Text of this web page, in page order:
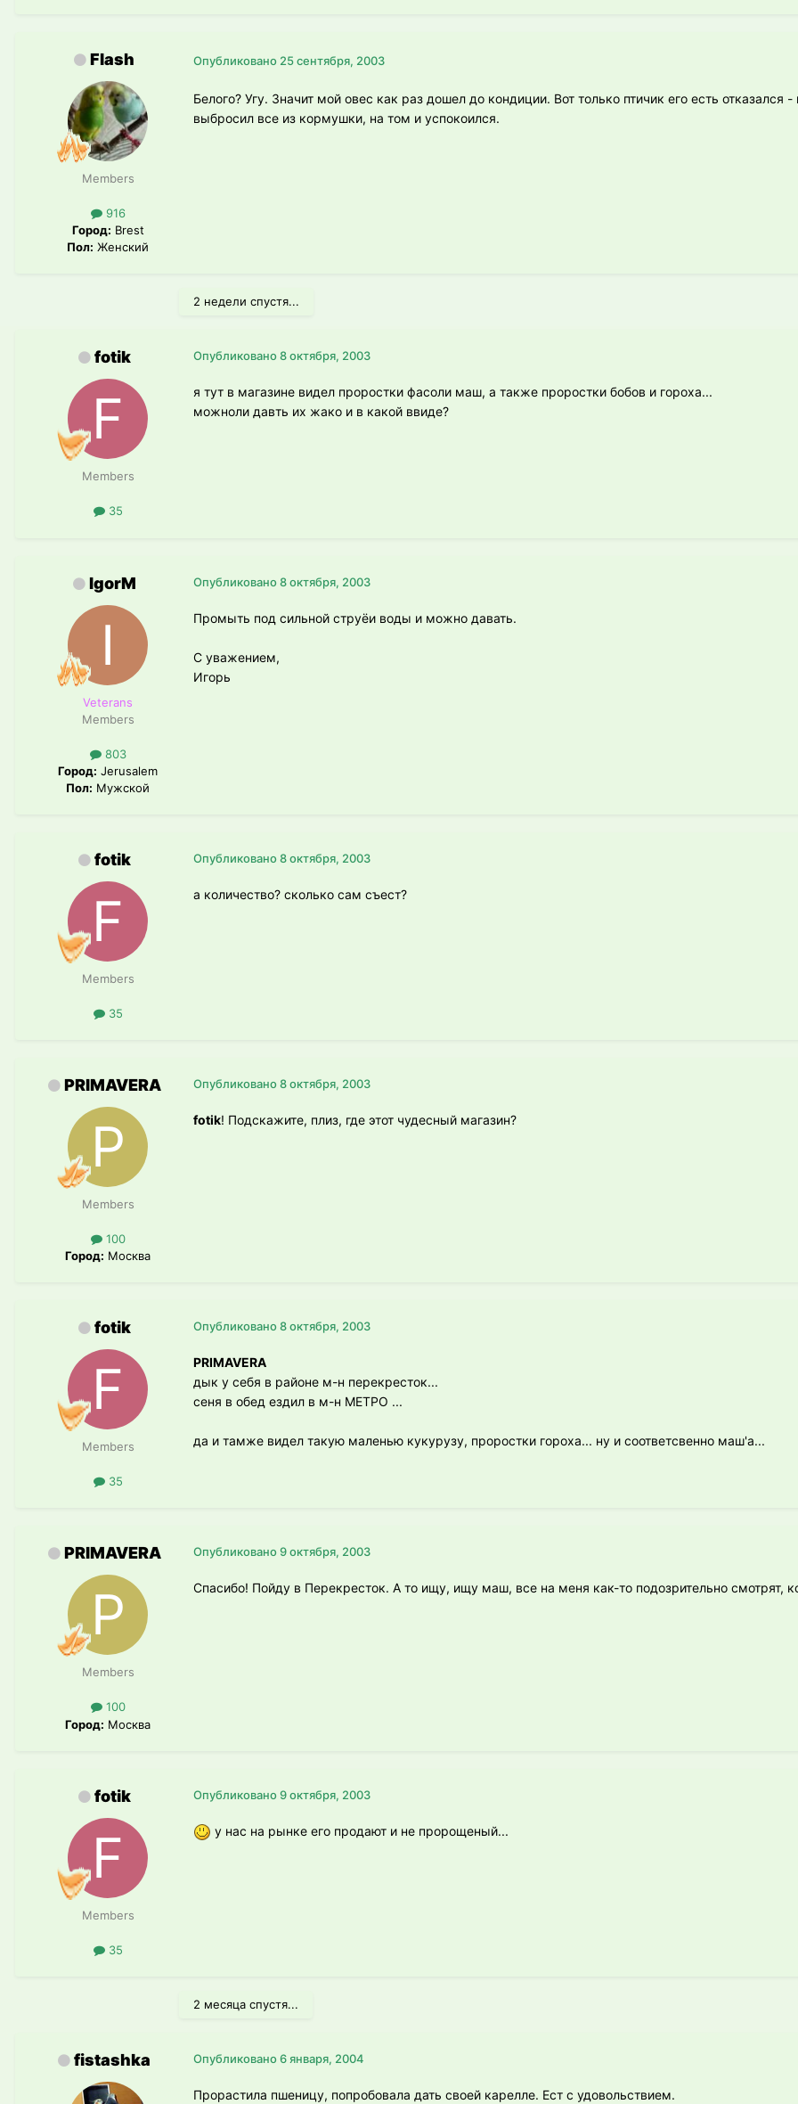
Flash
Members
916
Город: Brest
Пол: Женский
Опубликовано 25 сентября, 2003
Белого? Угу. Значит мой овес как раз дошел до кондиции. Вот только птичик его есть отказался
выбросил все из кормушки, на том и успокоился.
2 недели спустя...
fotik
Members
35
Опубликовано8 октября, 2003
я тут в магазине видел проростки фасоли маш, а также проростки бобов и гороха...
можноли давть их жако и в какой ввиде?
IgorM
Veterans
Members
803
Город: Jerusalem
Пол: Мужской
Опубликовано8 октября, 2003
Промыть под сильной струёи воды и можно давать.
С уважением,
Игорь
fotik
Members
35
Опубликовано8 октября, 2003
а количество? сколько сам съест?
PRIMAVERA
Members
100
Город: Москва
Опубликовано8 октября, 2003
fotik! Подскажите, плиз, где этот чудесный магазин?
fotik
Members
35
Опубликовано8 октября, 2003
PRIMAVERA
дык у себя в районе м-н перекресток...
сеня в обед ездил в м-н МЕТРО ...
да и тамже видел такую маленью кукурузу, проростки гороха... ну и соответсвенно маш'а...
PRIMAVERA
Members
100
Город: Москва
Опубликовано9 октября, 2003
Спасибо! Пойду в Перекресток. А то ищу, ищу маш, все на меня как-то подозрительно смотрят,
fotik
Members
35
Опубликовано9 октября, 2003
у нас на рынке его продают и не пророщеный...
2 месяца спустя...
fistashka Опубликовано6 января, 2004
Прорастила пшеницу, попробовала дать своей карелле. Ест с удовольствием.